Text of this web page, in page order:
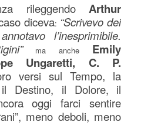
rileggendoArthur
diceva: “Scrivevo dei
l’inesprimibile.
ma anche Emily
Ungaretti, C. P.
versi sul Tempo, la
il Destino, il Dolore, il
oggi farci sentire
meno deboli, meno